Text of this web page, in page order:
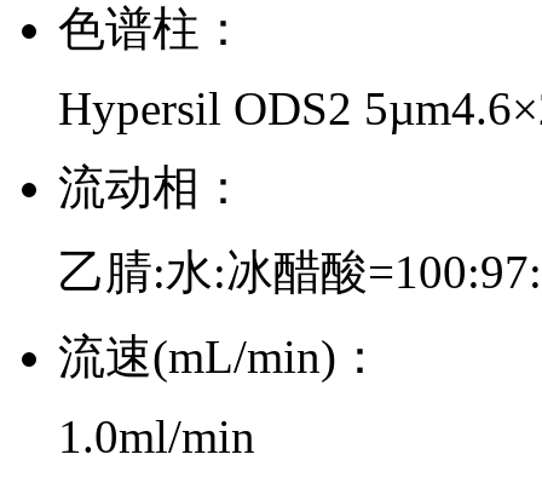
色谱柱：
Hypersil ODS2
流动相：
乙腈:水:冰醋酸
流速(mL/min)：
1.0ml/min